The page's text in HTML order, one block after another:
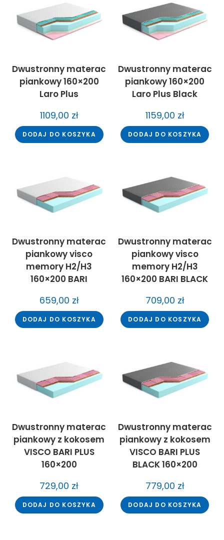
Dwustronny materac
piankowy 160×200
Laro Plus
1109,00 zł
DODAJ DO KOSZYKA
Dwustronny materac
piankowy 160×200
Laro Plus Black
1159,00 zł
DODAJ DO KOSZYKA
Dwustronny materac
piankowy visco
memory H2/H3
160×200 BARI
659,00 zł
DODAJ DO KOSZYKA
Dwustronny materac
piankowy visco
memory H2/H3
160×200 BARI BLACK
709,00 zł
DODAJ DO KOSZYKA
Dwustronny materac
piankowy z kokosem
VISCO BARI PLUS
160×200
729,00 zł
DODAJ DO KOSZYKA
Dwustronny materac
piankowy z kokosem
VISCO BARI PLUS
BLACK 160×200
779,00 zł
DODAJ DO KOSZYKA